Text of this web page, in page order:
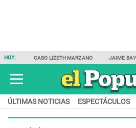
HOY: CASO LIZETH MARZANO JAIME
ÚLTIMAS NOTICIAS ESPECTÁCULOS